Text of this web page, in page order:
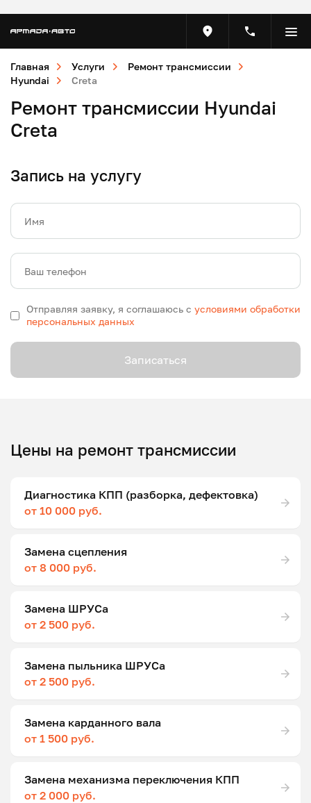
Главная Услуги
Ремонт трансмиссии
Hyundai
Creta
Ремонт трансмиссии Hyundai
Creta
Запись на услугу
Имя
Ваш телефон
Отправляя заявку, я соглашаюсь с условиями обработки
персональных данных
Записаться
Цены на ремонт трансмиссии
Диагностика КПП (разборка, дефектовка)
от 10 000 руб.
Замена сцепления
от 8 000 руб.
Замена ШРУСа
от 2 500 руб.
Замена пыльника ШРУСа
от 2 500 руб.
Замена карданного вала
от 1 500 руб.
Замена механизма переключения КПП
от 2 000 руб.